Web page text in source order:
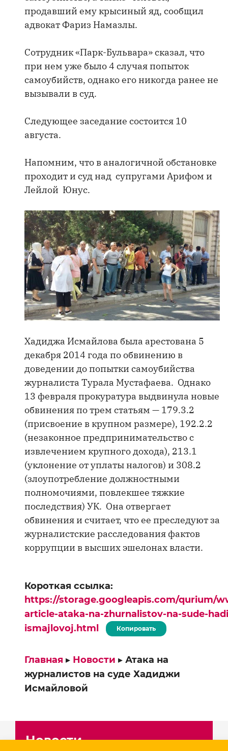
продавший ему крысиный яд, сообщил
адвокат Фариз Намазлы.
Сотрудник «Парк-Бульвара» сказал, что
при нем уже было 4 случая попыток
самоубийств, однако его никогда ранее не
вызывали в суд.
Следующее заседание состоится 10
августа.
Напомним, что в аналогичной обстановке
проходит и суд над супругами Арифом и
Лейлой Юнус.
Хадиджа Исмайлова была арестована 5
декабря 2014 года по обвинению в
доведении до попытки самоубийства
журналиста Турала Мустафаева. Однако
13 февраля прокуратура выдвинула новые
обвинения по трем статьям — 179.3.2
(присвоение в крупном размере), 192.2.2
(незаконное предпринимательство с
извлечением крупного дохода), 213.1
(уклонение от уплаты налогов) и 308.2
(злоупотребление должностными
полномочиями, повлекшее тяжкие
последствия) УК. Она отвергает
обвинения и считает, что ее преследуют за
журналистские расследования фактов
коррупции в высших эшелонах власти.
Короткая ссылка:
https://storage.googleapis.com/qurium/
article-ataka-na-zhurnalistov-na-sude-
ismajlovoj.html
Копировать
Главная ▸ Новости ▸ Атака на
журналистов на суде Хадиджи
Исмайловой
Новости